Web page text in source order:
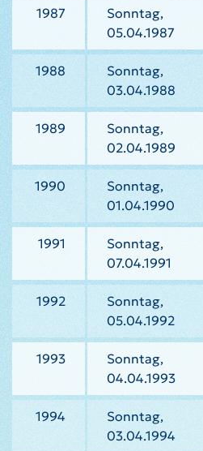
1987
Sonntag,
05.04.1987
1988
Sonntag,
03.04.1988
1989
Sonntag,
02.04.1989
1990
Sonntag,
01.04.1990
1991
Sonntag,
07.04.1991
1992
Sonntag,
05.04.1992
1993
Sonntag,
04.04.1993
1994
Sonntag,
03.04.1994